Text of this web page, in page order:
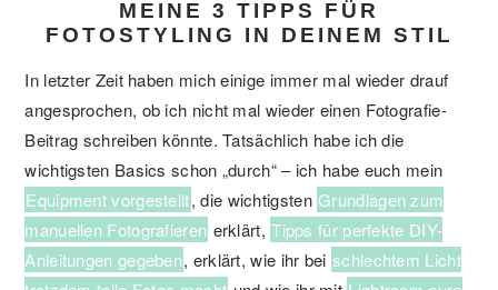
MEINE 3 TIPPS FÜR
FOTOSTYLING IN DEINEM STIL
In letzter Zeit haben mich einige immer mal wieder drauf
angesprochen, ob ich nicht mal wieder einen Fotografie-
Beitrag schreiben könnte. Tatsächlich habe ich die
wichtigsten Basics schon „durch“ – ich habe euch mein
Equipment vorgestellt, die wichtigsten Grundlagen zum
manuellen Fotografieren erklärt, Tipps für perfekte DIY-
Anleitungen gegeben, erklärt, wie ihr bei schlechtem Licht